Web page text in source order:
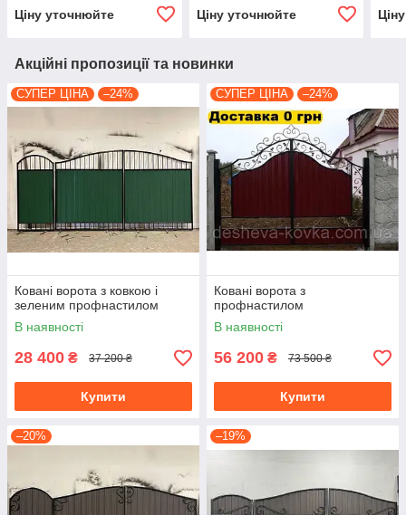
Ціну уточнюйте
Ціну уточнюйте
Акційні пропозиції та новинки
СУПЕР ЦІНА –24%
Ковані ворота з ковкою і
зеленим профнастилом
В наявності
28 400 ₴ 37 200 ₴
Купити
СУПЕР ЦІНА –24%
Ковані ворота з
профнастилом
В наявності
56 200 ₴ 73 500 ₴
Купити
–20% –19%